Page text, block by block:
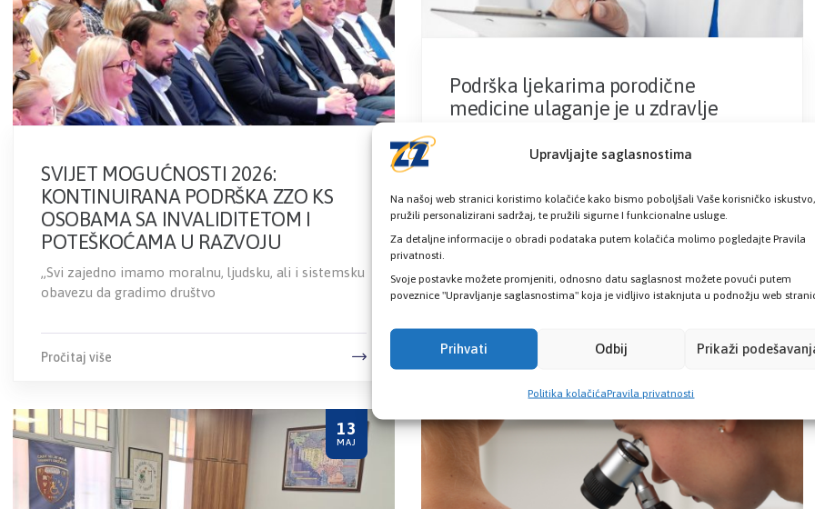
Upravljajte saglasnostima
Na našoj web stranici koristimo kolačiće kako bismo poboljšali Vaše korisničko iskustvo,
pružili personalizirani sadržaj, te pružili sigurne I funkcionalne usluge.
Za detaljne informacije o obradi podataka putem kolačića molimo pogledajte Pravila
privatnosti.
Svoje postavke možete promjeniti, odnosno datu saglasnost možete povući putem
poveznice "Upravljanje saglasnostima" koja je vidljivo istaknjuta u podnožju web
Prihvati Odbij Prikaži
Politika kolačićaPravila privatnosti
Podrška ljekarima porodične
medicine ulaganje je u zdravlje
19.maj obilježava se kao Svjetski dan ljekara
Pročitaj više
SVIJET MOGUĆNOSTI 2026:
KONTINUIRANA PODRŠKA ZZO KS
OSOBAMA SA INVALIDITETOM I
POTEŠKOĆAMA U RAZVOJU
„Svi zajedno imamo moralnu, ljudsku, ali i sistemsku
obavezu da gradimo društvo
Pročitaj više
13
MAJ